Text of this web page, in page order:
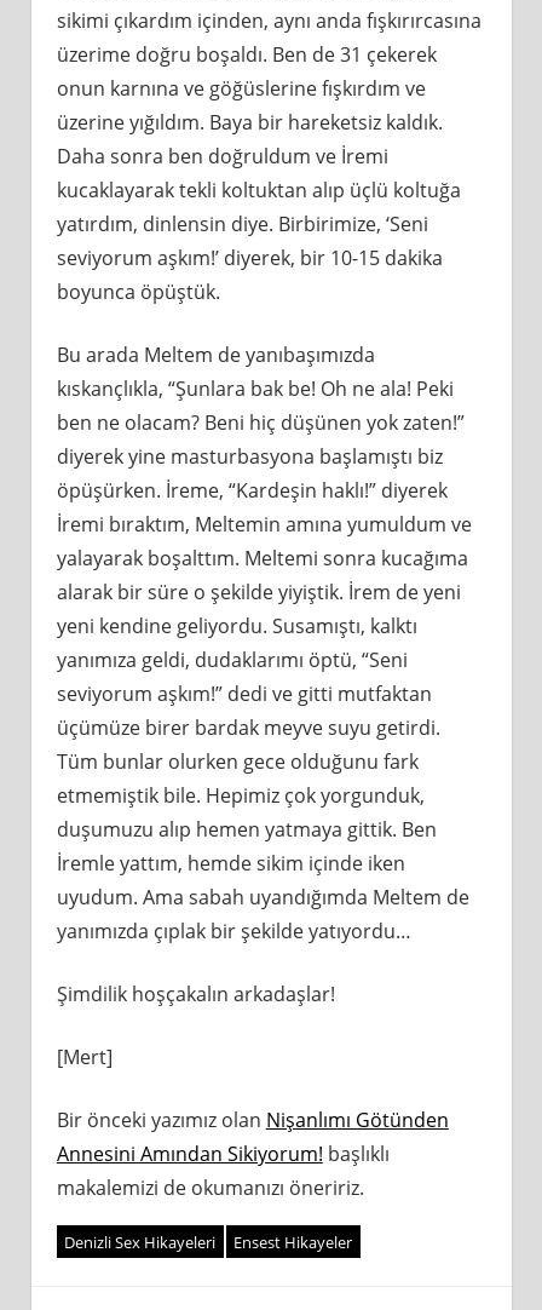
sikimi çıkardım içinden, aynı anda fışkırırcasına
üzerime doğru boşaldı. Ben de 31 çekerek
onun karnına ve göğüslerine fışkırdım ve
üzerine yığıldım. Baya bir hareketsiz kaldık.
Daha sonra ben doğruldum ve İremi
kucaklayarak tekli koltuktan alıp üçlü koltuğa
yatırdım, dinlensin diye. Birbirimize, ‘Seni
seviyorum aşkım!’ diyerek, bir 10-15 dakika
boyunca öpüştük.
Bu arada Meltem de yanıbaşımızda
kıskançlıkla, “Şunlara bak be! Oh ne ala! Peki
ben ne olacam? Beni hiç düşünen yok zaten!”
diyerek yine masturbasyona başlamıştı biz
öpüşürken. İreme, “Kardeşin haklı!” diyerek
İremi bıraktım, Meltemin amına yumuldum ve
yalayarak boşalttım. Meltemi sonra kucağıma
alarak bir süre o şekilde yiyiştik. İrem de yeni
yeni kendine geliyordu. Susamıştı, kalktı
yanımıza geldi, dudaklarımı öptü, “Seni
seviyorum aşkım!” dedi ve gitti mutfaktan
üçümüze birer bardak meyve suyu getirdi.
Tüm bunlar olurken gece olduğunu fark
etmemiştik bile. Hepimiz çok yorgunduk,
duşumuzu alıp hemen yatmaya gittik. Ben
İremle yattım, hemde sikim içinde iken
uyudum. Ama sabah uyandığımda Meltem de
yanımızda çıplak bir şekilde yatıyordu…
Şimdilik hoşçakalın arkadaşlar!
[Mert]
Bir önceki yazımız olan Nişanlımı Götünden
Annesini Amından Sikiyorum! başlıklı
makalemizi de okumanızı öneririz.
Denizli Sex Hikayeleri Ensest Hikayeler